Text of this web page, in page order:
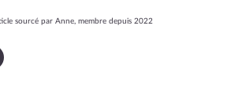
sourcé par Anne, membre depuis 2022